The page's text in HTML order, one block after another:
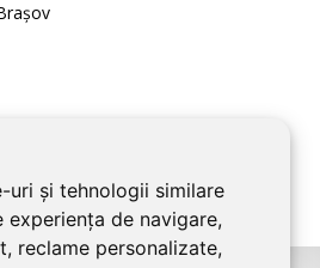
uri și tehnologii similare
experiența de navigare,
reclame personalizate,